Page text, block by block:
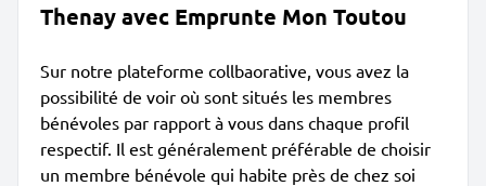
Thenay avec Emprunte Mon Toutou
Sur notre plateforme collbaorative, vous avez la
possibilité de voir où sont situés les membres
bénévoles par rapport à vous dans chaque profil
respectif. Il est généralement préférable de choisir
un membre bénévole qui habite près de chez soi